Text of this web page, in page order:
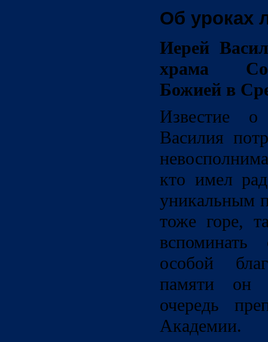
Об уроках
Иерей
храма
Божией в
Известие о
Василия
кто имел
уникальным
тоже горе,
особой
памяти он
очередь
Академии.